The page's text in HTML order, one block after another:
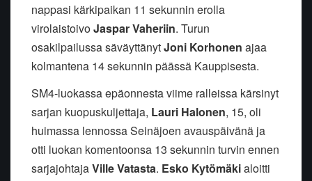
nappasi kärkipaikan 11 sekunnin erolla
virolaistoivoJaspar Vaheriin. Turun
osakilpailussa säväyttänytJoni Korhonen ajaa
kolmantena 14 sekunnin päässä Kauppisesta.
SM4-luokassa epäonnesta viime ralleissa kärsinyt
sarjan kuopuskuljettaja, Lauri Halonen, 15, oli
huimassa lennossa Seinäjoen avauspäivänä ja
otti luokan komentoonsa 13 sekunnin turvin ennen
sarjajohtajaVille Vatasta. Esko Kytömäkialoitti